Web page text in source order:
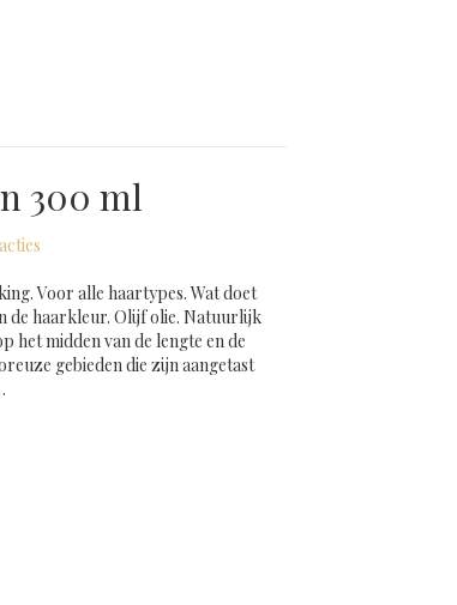
300 ml
Voor alle haartypes. Wat doet
de haarkleur. Olijf olie. Natuurlijk
het midden van de lengte en de
gebieden die zijn aangetast